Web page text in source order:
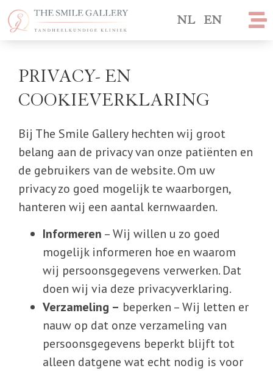
NL EN
PRIVACY- EN
COOKIEVERKLARING
Bij The Smile Gallery hechten wij groot
belang aan de privacy van onze patiënten en
de gebruikers van de website. Om uw
privacy zo goed mogelijk te waarborgen,
hanteren wij een aantal kernwaarden.
Informeren – Wij willen u zo goed
mogelijk informeren hoe en waarom
wij persoonsgegevens verwerken. Dat
doen wij via deze privacyverklaring.
Verzameling – beperken – Wij letten er
nauw op dat onze verzameling van
persoonsgegevens beperkt blijft tot
alleen datgene wat echt nodig is voor